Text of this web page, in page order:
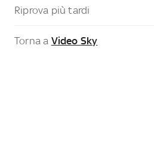
Riprova più tardi
Torna a Video Sky